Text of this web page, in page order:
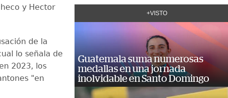
y Hector
de la
lo señala de
2023, los
"en
+VISTO
Guatemala suma numerosas
medallas en una jornada
inolvidable en Santo Domingo